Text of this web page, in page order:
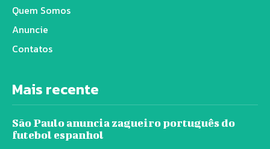
Quem Somos
Anuncie
Contatos
Mais recente
São Paulo anuncia zagueiro português do
futebol espanhol